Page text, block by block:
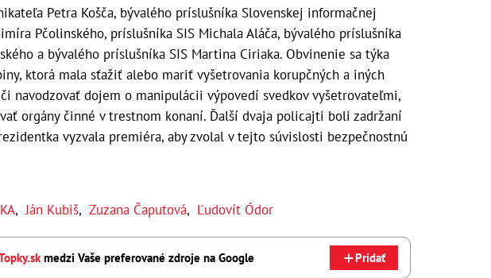
Petra Košča, bývalého príslušníka Slovenskej informačnej
Pčolinského, príslušníka SIS Michala Aláča, bývalého príslušníka
a bývalého príslušníka SIS Martina Ciriaka. Obvinenie sa týka
ktorá mala sťažiť alebo mariť vyšetrovania korupčných a iných
navodzovať dojem o manipulácii výpovedí svedkov vyšetrovateľmi,
orgány činné v trestnom konaní. Ďalší dvaja policajti boli zadržaní
vyzvala premiéra, aby zvolal v tejto súvislosti bezpečnostnú
,Ján Kubiš, Zuzana Čaputová, Ľudovít Ódor
medzi Vaše preferované zdroje na Google Pridať